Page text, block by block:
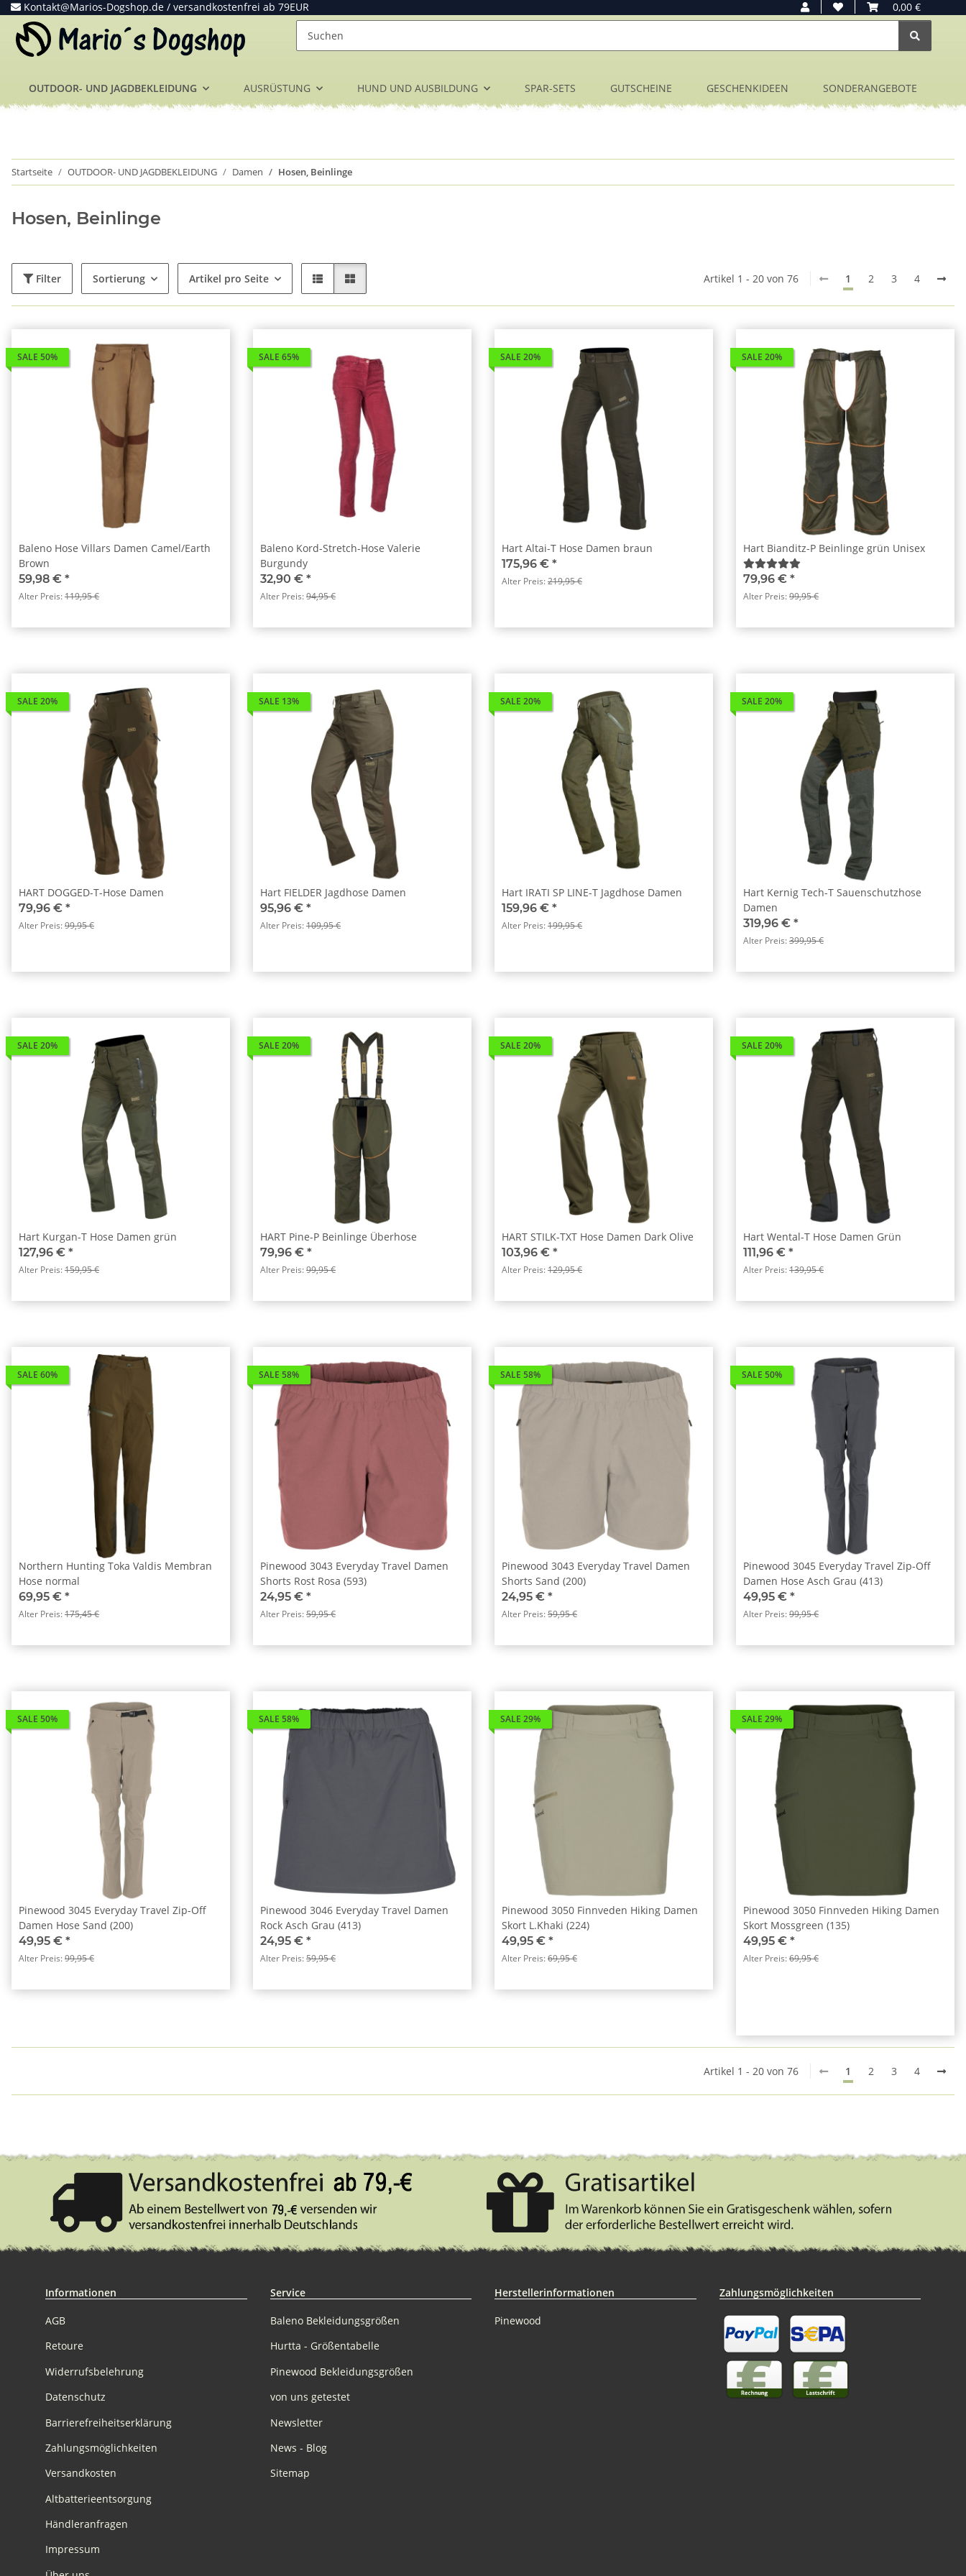
Kontakt@Marios-Dogshop.de / versandkostenfrei ab 79EUR 0,00 €
OUTDOOR- UND JAGDBEKLEIDUNG AUSRÜSTUNG HUND UND AUSBILDUNG SPAR-SETS GUTSCHEINE GESCHENKIDEEN SONDERANGEBOTE
Startseite OUTDOOR- UND JAGDBEKLEIDUNG Damen Hosen, Beinlinge
Hosen, Beinlinge
Filter Sortierung Artikel pro Seite Artikel 1 - 20 von 76 1 2 3 4
SALE 50%
Baleno Hose Villars Damen Camel/Earth
Brown
59,98 € *
Alter Preis:119,95 €
SALE 65%
Baleno Kord-Stretch-Hose Valerie
Burgundy
32,90 € *
Alter Preis:94,95 €
SALE 20%
Hart Altai-T Hose Damen braun
175,96 € *
Alter Preis:219,95 €
SALE 20%
Hart Bianditz-P Beinlinge grün Unisex
79,96 € *
Alter Preis:99,95 €
SALE 20%
HART DOGGED-T-Hose Damen
79,96 € *
Alter Preis:99,95 €
SALE 13%
Hart FIELDER Jagdhose Damen
95,96 € *
Alter Preis:109,95 €
SALE 20%
Hart IRATI SP LINE-T Jagdhose Damen
159,96 € *
Alter Preis:199,95 €
SALE 20%
Hart Kernig Tech-T Sauenschutzhose
Damen
319,96 € *
Alter Preis:399,95 €
SALE 20%
Hart Kurgan-T Hose Damen grün
127,96 € *
Alter Preis:159,95 €
SALE 20%
HART Pine-P Beinlinge Überhose
79,96 € *
Alter Preis:99,95 €
SALE 20%
HART STILK-TXT Hose Damen Dark Olive
103,96 € *
Alter Preis:129,95 €
SALE 20%
Hart Wental-T Hose Damen Grün
111,96 € *
Alter Preis:139,95 €
SALE 60%
Northern Hunting Toka Valdis Membran
Hose normal
69,95 € *
Alter Preis:175,45 €
SALE 58%
Pinewood 3043 Everyday Travel Damen
Shorts Rost Rosa (593)
24,95 € *
Alter Preis:59,95 €
SALE 58%
Pinewood 3043 Everyday Travel Damen
Shorts Sand (200)
24,95 € *
Alter Preis:59,95 €
SALE 50%
Pinewood 3045 Everyday Travel Zip-Off
Damen Hose Asch Grau (413)
49,95 € *
Alter Preis:99,95 €
SALE 50%
Pinewood 3045 Everyday Travel Zip-Off
Damen Hose Sand (200)
49,95 € *
Alter Preis:99,95 €
SALE 58%
Pinewood 3046 Everyday Travel Damen
Rock Asch Grau (413)
24,95 € *
Alter Preis:59,95 €
SALE 29%
Pinewood 3050 Finnveden Hiking Damen
Skort L.Khaki (224)
49,95 € *
Alter Preis:69,95 €
SALE 29%
Pinewood 3050 Finnveden Hiking Damen
Skort Mossgreen (135)
49,95 € *
Alter Preis:69,95 €
Artikel 1 - 20 von 76 1 2 3 4
Informationen
AGB
Retoure
Widerrufsbelehrung
Datenschutz
Barrierefreiheitserklärung
Zahlungsmöglichkeiten
Versandkosten
Altbatterieentsorgung
Händleranfragen
Impressum
Service
Baleno Bekleidungsgrößen
Hurtta - Größentabelle
Pinewood Bekleidungsgrößen
von uns getestet
Newsletter
News - Blog
Sitemap
Herstellerinformationen
Pinewood
Zahlungsmöglichkeiten